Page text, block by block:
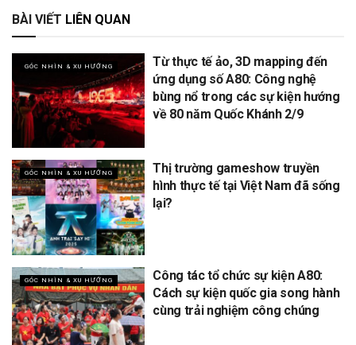
BÀI VIẾT LIÊN QUAN
GÓC NHÌN & XU HƯỚNG
Từ thực tế ảo, 3D mapping đến
ứng dụng số A80: Công nghệ
bùng nổ trong các sự kiện hướng
về 80 năm Quốc Khánh 2/9
GÓC NHÌN & XU HƯỚNG
Thị trường gameshow truyền
hình thực tế tại Việt Nam đã sống
lại?
GÓC NHÌN & XU HƯỚNG
Công tác tổ chức sự kiện A80:
Cách sự kiện quốc gia song hành
cùng trải nghiệm công chúng